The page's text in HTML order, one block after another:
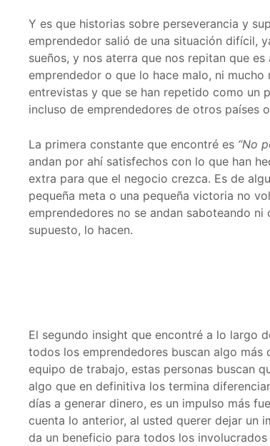
Y es que historias sobre perseverancia y
emprendedor salió de una situación difícil,
sueños, y nos aterra que nos repitan que
emprendedor o que lo hace malo, ni
entrevistas y que se han repetido como un
incluso de emprendedores de otros países
La primera constante que encontré es “No
andan por ahí satisfechos con lo que han
extra para que el negocio crezca. Es de
pequeña meta o una pequeña victoria no
emprendedores no se andan saboteando
supuesto, lo hacen.
El segundo insight que encontré a lo largo
todos los emprendedores buscan algo más
equipo de trabajo, estas personas buscan
algo que en definitiva los termina
días a generar dinero, es un impulso más
cuenta lo anterior, al usted querer dejar un
da un beneficio para todos los involucrados